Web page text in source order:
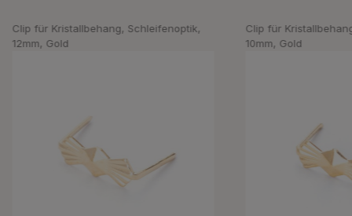
Clip für Kristallbehang, Schleifenoptik,
12mm, Gold
Clip für
10mm, Gold